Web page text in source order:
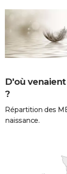
D'où
?
Répartition des
naissance.